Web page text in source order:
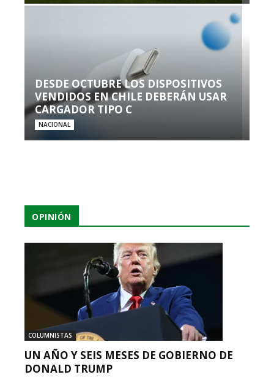
DESDE OCTUBRE LOS DISPOSITIVOS
VENDIDOS EN CHILE DEBERÁN USAR
CARGADOR TIPO C
NACIONAL
OPINIÓN
COLUMNISTAS
UN AÑO Y SEIS MESES DE GOBIERNO DE
DONALD TRUMP